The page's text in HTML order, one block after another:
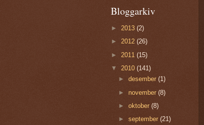
Bloggarkiv
► 2013 (2)
► 2012 (26)
► 2011 (15)
▼ 2010 (141)
►desember(1)
► november(8)
►oktober(8)
►september(21)